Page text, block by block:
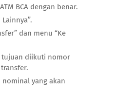
BCA dengan benar.
dan menu “Ke
tujuan diikuti nomor
yang akan